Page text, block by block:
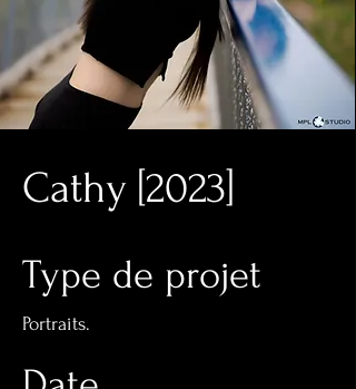
Cathy [2023]
Type de projet
Portraits.